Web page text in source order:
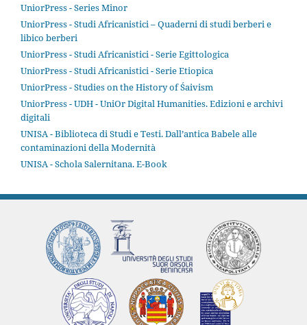
UniorPress - Series Minor
UniorPress - Studi Africanistici – Quaderni di studi berberi e
libico berberi
UniorPress - Studi Africanistici - Serie Egittologica
UniorPress - Studi Africanistici - Serie Etiopica
UniorPress - Studies on the History of Śaivism
UniorPress - UDH - UniOr Digital Humanities. Edizioni e archivi
digitali
UNISA - Biblioteca di Studi e Testi. Dall’antica Babele alle
contaminazioni della Modernità
UNISA - Schola Salernitana. E-Book